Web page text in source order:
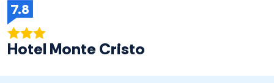
7.8
Hotel Monte Cristo